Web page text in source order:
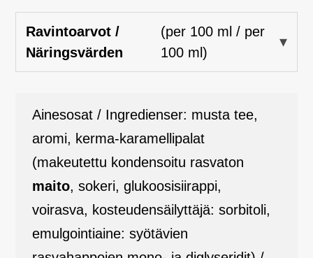
Ravintoarvot /
Näringsvärden
(per 100 ml / per
100 ml)
Ainesosat / Ingredienser: musta tee,
aromi, kerma-karamellipalat
(makeutettu kondensoitu rasvaton
maito, sokeri, glukoosisiirappi,
voirasva, kosteudensäilyttäjä: sorbitoli,
emulgointiaine: syötävien